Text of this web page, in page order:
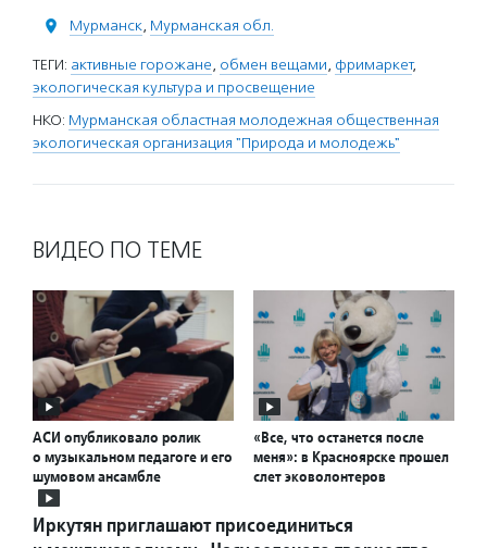
Мурманск, Мурманская обл.
ТЕГИ: активные горожане, обмен вещами, фримаркет,
экологическая культура и просвещение
НКО: Мурманская областная молодежная общественная
экологическая организация "Природа и молодежь"
ВИДЕО ПО ТЕМЕ
АСИ опубликовало ролик
о музыкальном педагоге и его
шумовом ансамбле
«Все, что останется после
меня»: в Красноярске прошел
слет эковолонтеров
Иркутян приглашают присоединиться